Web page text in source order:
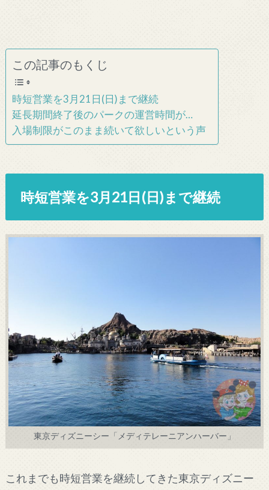
この記事のもくじ
時短営業を3月21日(日)まで継続
延長期間終了後のパークの運営時間が…
入場制限がこのまま続いて欲しいという声
時短営業を3月21日(日)まで継続
東京ディズニーシー「メディテレーニアンハーバー」
これまでも時短営業を継続してきた東京ディズニー